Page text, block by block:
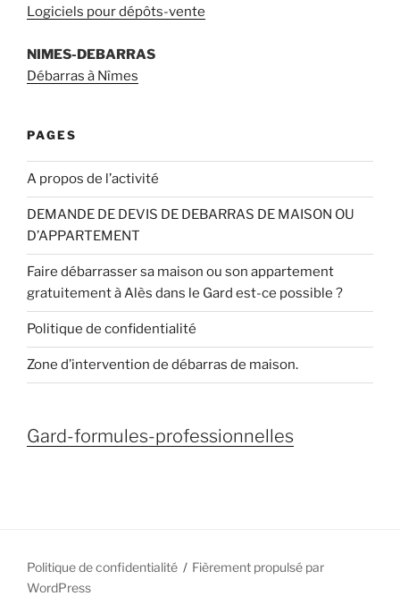
Logiciels pour dépôts-vente
NIMES-DEBARRAS
Débarras à Nîmes
PAGES
A propos de l’activité
DEMANDE DE DEVIS DE DEBARRAS DE MAISON OU
D’APPARTEMENT
Faire débarrasser sa maison ou son appartement
gratuitement à Alès dans le Gard est-ce possible ?
Politique de confidentialité
Zone d’intervention de débarras de maison.
Gard-formules-professionnelles
Politique de confidentialité
Fièrement propulsé par
WordPress